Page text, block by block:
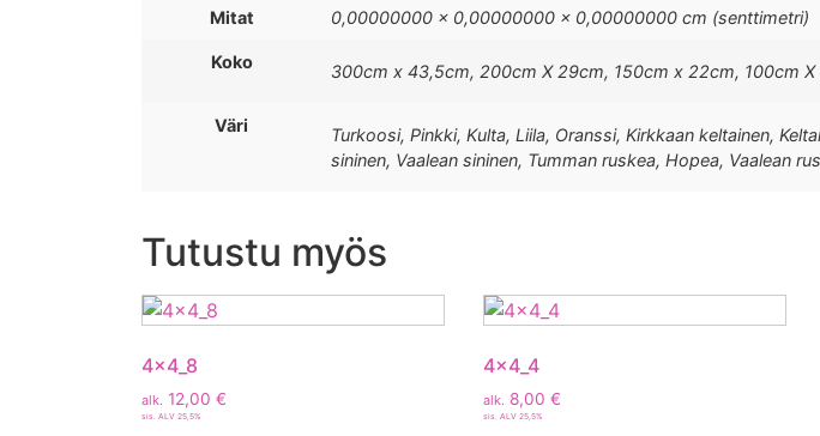
Mitat 0,00000000 × 0,00000000 × 0,00000000 cm (senttimetri)
Koko 300cm x 43,5cm, 200cm X 29cm, 150cm x 22cm, 100cm X
Väri
Turkoosi, Pinkki, Kulta, Liila, Oranssi, Kirkkaan keltainen,
sininen, Vaalean sininen, Tumman ruskea, Hopea, Vaalean
Tutustu myös
4x4_8
alk. 12,00 €
sis. ALV 25,5%
4x4_4
alk. 8,00 €
sis. ALV 25,5%